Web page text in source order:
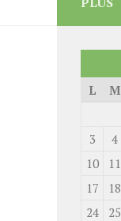
L
M
3
4
10
11
17
18
24
25